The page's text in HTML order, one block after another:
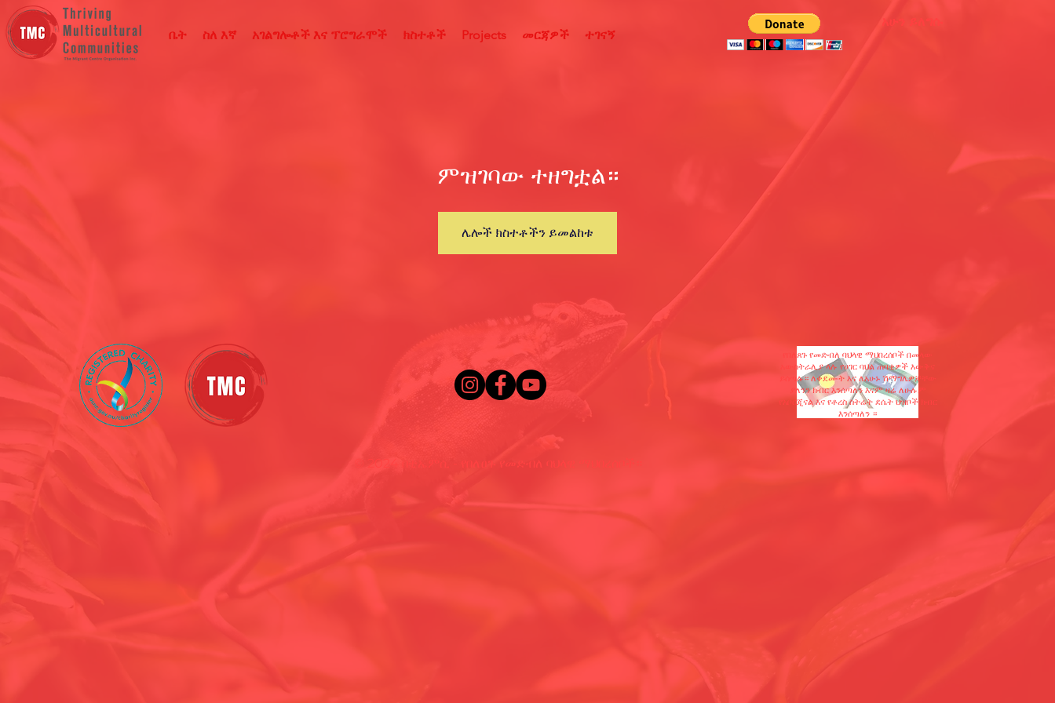
ቤት ስለ እኛ አገልግሎቶች እና ፕሮግራሞች ክስተቶች Projects መርጃዎች ተገናኝ
ምዝገባው ተዘግቷል።
ሌሎች ክስተቶችን ይመልከቱ
የበለጸጉ የመድብለ ባህላዊ ማህበረሰቦች በመላው
አውስትራሊያ ላሉ የሀገር ባህል ጠባቂዎች እውቅና
ይሰጣሉ። ለቀደሙት እና ለአሁኑ ሽማግሌዎቻቸው
ያለንን ክብር እንሰጣለን እናም ዛሬ ለሁሉም
የአቦርጂናል እና የቶረስ ስትሬት ደሴት ህዝቦች ክብር
እንሰጣለን ።
© 2024 በቲኤምሲ - የበለፀጉ የመድብለ ባህላዊ ማህበረሰቦች።